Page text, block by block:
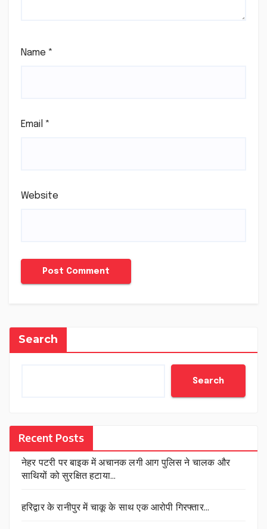
Name *
Email *
Website
Search
Search
Recent Posts
नेहर पटरी पर बाइक में अचानक लगी आग पुलिस ने चालक और
साथियों को सुरक्षित हटाया…
हरिद्वार के रानीपुर में चाकू के साथ एक आरोपी गिरफ्तार…